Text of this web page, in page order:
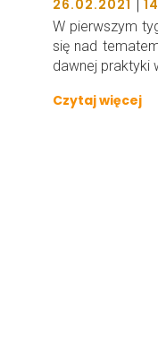
26.02.2021 |
W pierwszym
się nad
dawnej praktyki
Czytaj więcej